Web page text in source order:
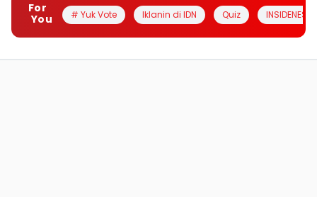
For
You
# Yuk Vote Iklanin di IDN Quiz INSIDENESIA